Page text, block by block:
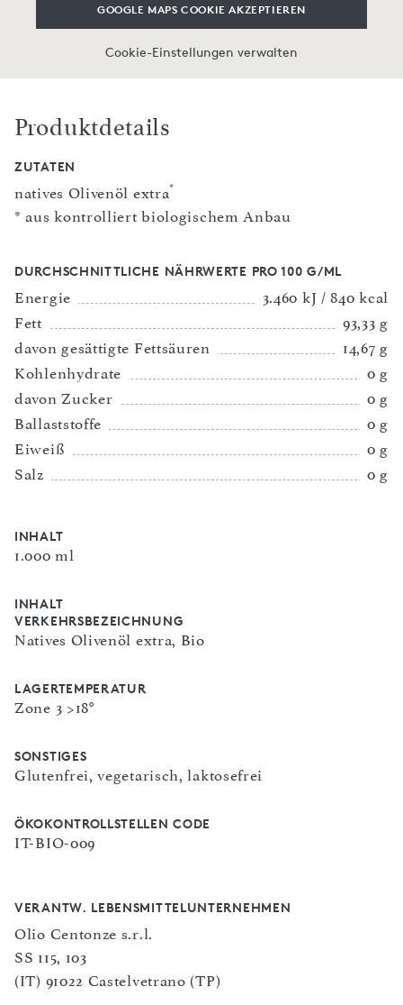
GOOGLE MAPS COOKIE AKZEPTIEREN
Cookie-Einstellungen verwalten
Produktdetails
ZUTATEN
natives Olivenöl extra*
* aus kontrolliert biologischem Anbau
DURCHSCHNITTLICHE NÄHRWERTE PRO 100 G/ML
Energie
3.460 kJ / 840 kcal
Fett
93,33 g
davon gesättigte Fettsäuren
14,67 g
Kohlenhydrate
0 g
davon Zucker
0 g
Ballaststoffe
0 g
Eiweiß
0 g
Salz
0 g
INHALT
1.000 ml
INHALT
VERKEHRSBEZEICHNUNG
Natives Olivenöl extra, Bio
LAGERTEMPERATUR
Zone 3 >18°
SONSTIGES
Glutenfrei, vegetarisch, laktosefrei
ÖKOKONTROLLSTELLEN CODE
IT-BIO-009
VERANTW. LEBENSMITTELUNTERNEHMEN
Olio Centonze s.r.l.
SS 115, 103
(IT) 91022 Castelvetrano (TP)